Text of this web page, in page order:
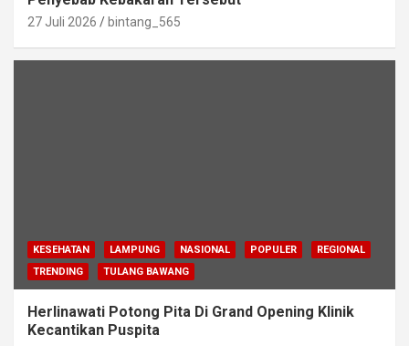
27 Juli 2026 bintang_565
KESEHATAN LAMPUNG NASIONAL POPULER
REGIONAL
TRENDING
TULANG BAWANG
Herlinawati Potong Pita Di Grand Opening Klinik
Kecantikan Puspita